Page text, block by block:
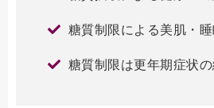
糖質制限による美肌・
糖質制限は更年期症状